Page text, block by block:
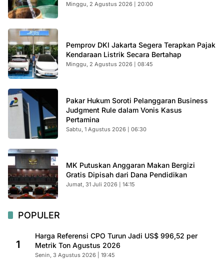
Minggu, 2 Agustus 2026 | 20:00
Pemprov DKI Jakarta Segera Terapkan Pajak
Kendaraan Listrik Secara Bertahap
Minggu, 2 Agustus 2026 | 08:45
Pakar Hukum Soroti Pelanggaran Business
Judgment Rule dalam Vonis Kasus
Pertamina
Sabtu, 1 Agustus 2026 | 06:30
MK Putuskan Anggaran Makan Bergizi
Gratis Dipisah dari Dana Pendidikan
Jumat, 31 Juli 2026 | 14:15
POPULER
1
Harga Referensi CPO Turun Jadi US$ 996,52 per
Metrik Ton Agustus 2026
Senin, 3 Agustus 2026 | 19:45